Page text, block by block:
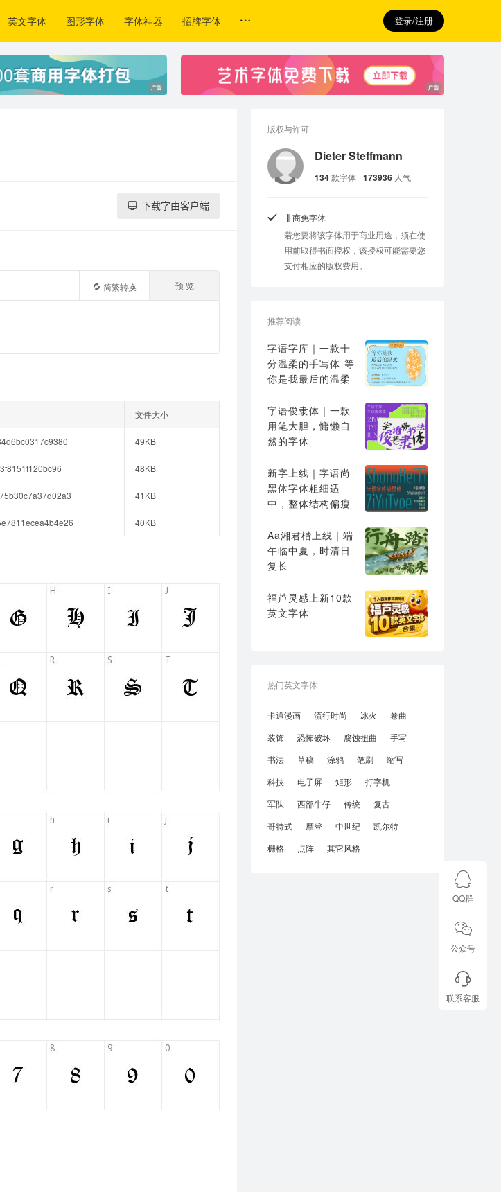
英文字体 图形字体 字体神器 招牌字体 登录/注册
下载字由客户端
预 览
简繁转换
文件大小
49KB
48KB
41KB
40KB
版权与许可
Dieter Steffmann
134款字体 173936 人气
非商免字体
若您要将该字体用于商业用途，须在使
用前取得书面授权，该授权可能需要您
支付相应的版权费用。
推荐阅读
字语字库｜一款十
分温柔的手写体-等
你是我最后的温柔
字语俊隶体｜一款
用笔大胆，慵懒自
然的字体
新字上线｜字语尚
黑体字体粗细适
中，整体结构偏瘦
Aa湘君楷上线｜端
午临中夏，时清日
复长
福芦灵感上新10款
英文字体
热门英文字体
卡通漫画 流行时尚 冰火
卷曲
装饰
恐怖破坏 腐蚀扭曲
手写
书法
草稿 涂鸦 笔刷
缩写
科技
电子屏 矩形
打字机
军队
西部牛仔 传统
复古
哥特式
摩登 中世纪
凯尔特
栅格
点阵 其它风格
QQ群
公众号
联系客服